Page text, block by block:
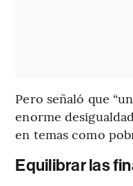
Pero señaló que
enorme
en temas como
Equilibrar las